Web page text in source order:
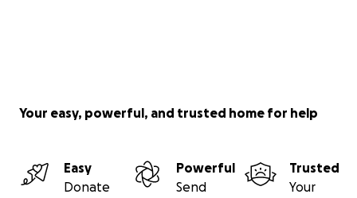
Your easy, powerful, and trusted home for help
Easy
Donate
Powerful
Send
Trusted
Your